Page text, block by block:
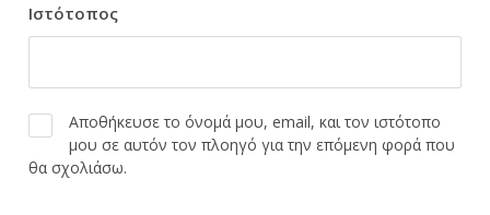
Ιστότοπος
Αποθήκευσε το όνομά μου, email, και τον ιστότοπο
μου σε αυτόν τον πλοηγό για την επόμενη φορά που
θα σχολιάσω.